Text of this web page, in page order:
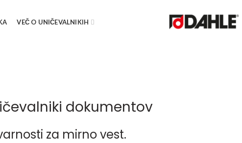
VEČ O UNIČEVALNIKIH
dokumentov
za mirno vest.